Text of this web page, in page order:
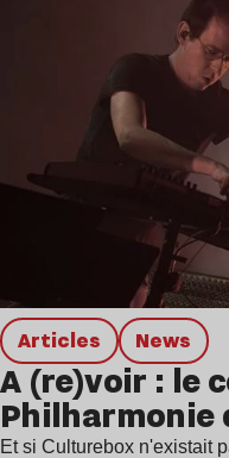
Articles news
A (re)voir : le
Philharmonie
Et si Culturebox n'existait